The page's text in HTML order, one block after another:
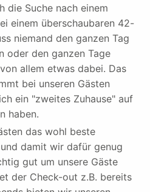
die Suche nach einem
einem überschaubaren 42-
niemand den ganzen Tag
oder den ganzen Tage
allem etwas dabei. Das
bei unseren Gästen
ein "zweites Zuhause" auf
haben.
das wohl beste
damit wir dafür genug
gut um unsere Gäste
der Check-out z.B. bereits